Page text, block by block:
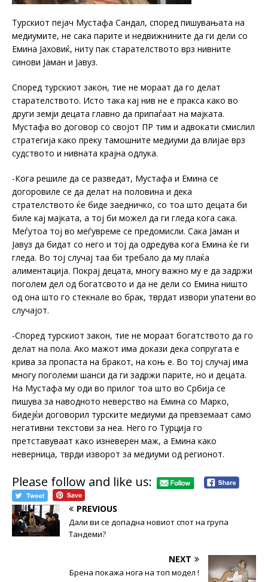
Турскиот пејач Мустафа Сандал, според пишувањата на
медиумите, не сака парите и недвижнините да ги дели со
Емина Јаховиќ, ниту пак старателството врз нивните
синови Јаман и Јавуз.
Според турскиот закон, тие не мораат да го делат
старателството. Исто така кај нив не е пракса како во
други земји децата главно да припаѓаат на мајката.
Мустафа во договор со својот ПР тим и адвокати смислил
стратегија како преку тамошните медиуми да влијае врз
судството и нивната крајна одлука.
-Кога решиле да се разведат, Мустафа и Емина се
догоровиле се да делат на половина и дека
стрателството ќе биде заедничко, со тоа што децата би
биле кај мајката, а тој би можел да ги гледа кога сака.
Меѓутоа тој во меѓувреме се предомисли. Сака Јаман и
Јавуз да бидат со него и тој да одредува кога Емина ќе ги
гледа. Во тој случај таа би требало да му плаќа
алиментација. Покрај децата, многу важно му е да задржи
поголем дел од богатсвото и да не дели со Емина ништо
од она што го стекнале во брак, тврдат извори упатени во
случајот.
-Според турскиот закон, тие не мораат богатството да го
делат на пола. Ако мажот има докази дека сопругата е
крива за пропаста на бракот, на коњ е. Во тој случај има
многу поголеми шанси да ги задржи парите, но и децата.
На Мустафа му оди во прилог тоа што во Србија се
пишува за наводното неверство на Емина со Марко,
бидејќи договорил турските медиуми да превземаат само
негативни текстови за неа. Него го Турција го
претставуваат како изневерен маж, а Емина како
неверница, тврди изворот за медиуми од регионот.
Please follow and like us:
PREVIOUS
Дали ви се допадна новиот спот на група
Тандеми?
NEXT
Брена покажа нога на топ модел !